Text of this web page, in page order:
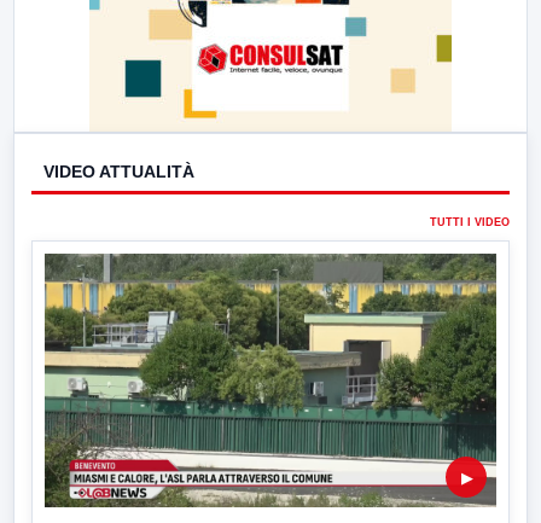
VIDEO ATTUALITÀ
TUTTI I VIDEO
▶